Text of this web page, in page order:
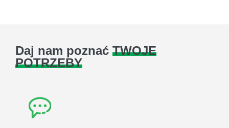
Daj nam poznać TWOJE
POTRZEBY